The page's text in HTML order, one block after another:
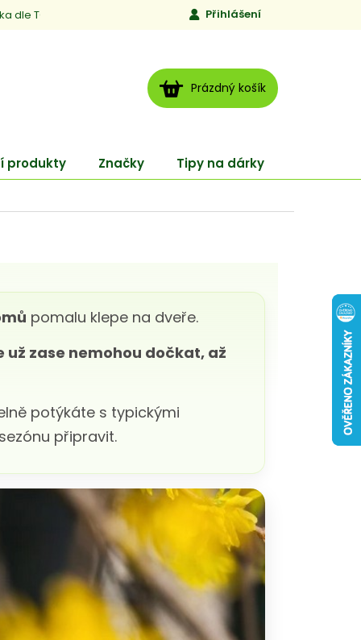
dle TCM Jen to, čemu věříme
Přihlášení
NÁKUPNÍ
KOŠÍK
Prázdný košík
produkty Značky Tipy na dárky
pomalu klepe na dveře.
už zase nemohou dočkat, až
potýkáte s typickými
připravit.